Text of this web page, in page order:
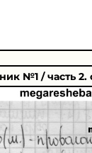
№1 / часть 2.